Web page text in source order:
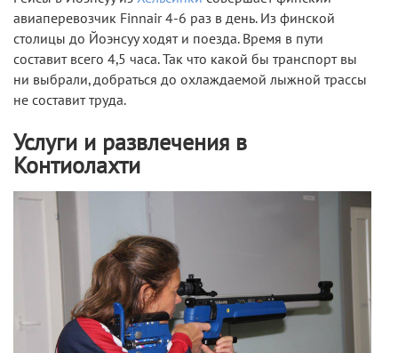
авиаперевозчик Finnair 4-6 раз в день. Из финской
столицы до Йоэнсуу ходят и поезда. Время в пути
составит всего 4,5 часа. Так что какой бы транспорт вы
ни выбрали, добраться до охлаждаемой лыжной трассы
не составит труда.
Услуги и развлечения в
Контиолахти